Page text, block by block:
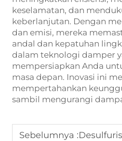
keselamatan, dan
keberlanjutan. Dengan
dan emisi, mereka
andal dan kepatuhan
dalam teknologi damper
mempersiapkan Anda
masa depan. Inovasi ini
mempertahankan
sambil mengurangi
Sebelumnya :Desulfurisasi Gas